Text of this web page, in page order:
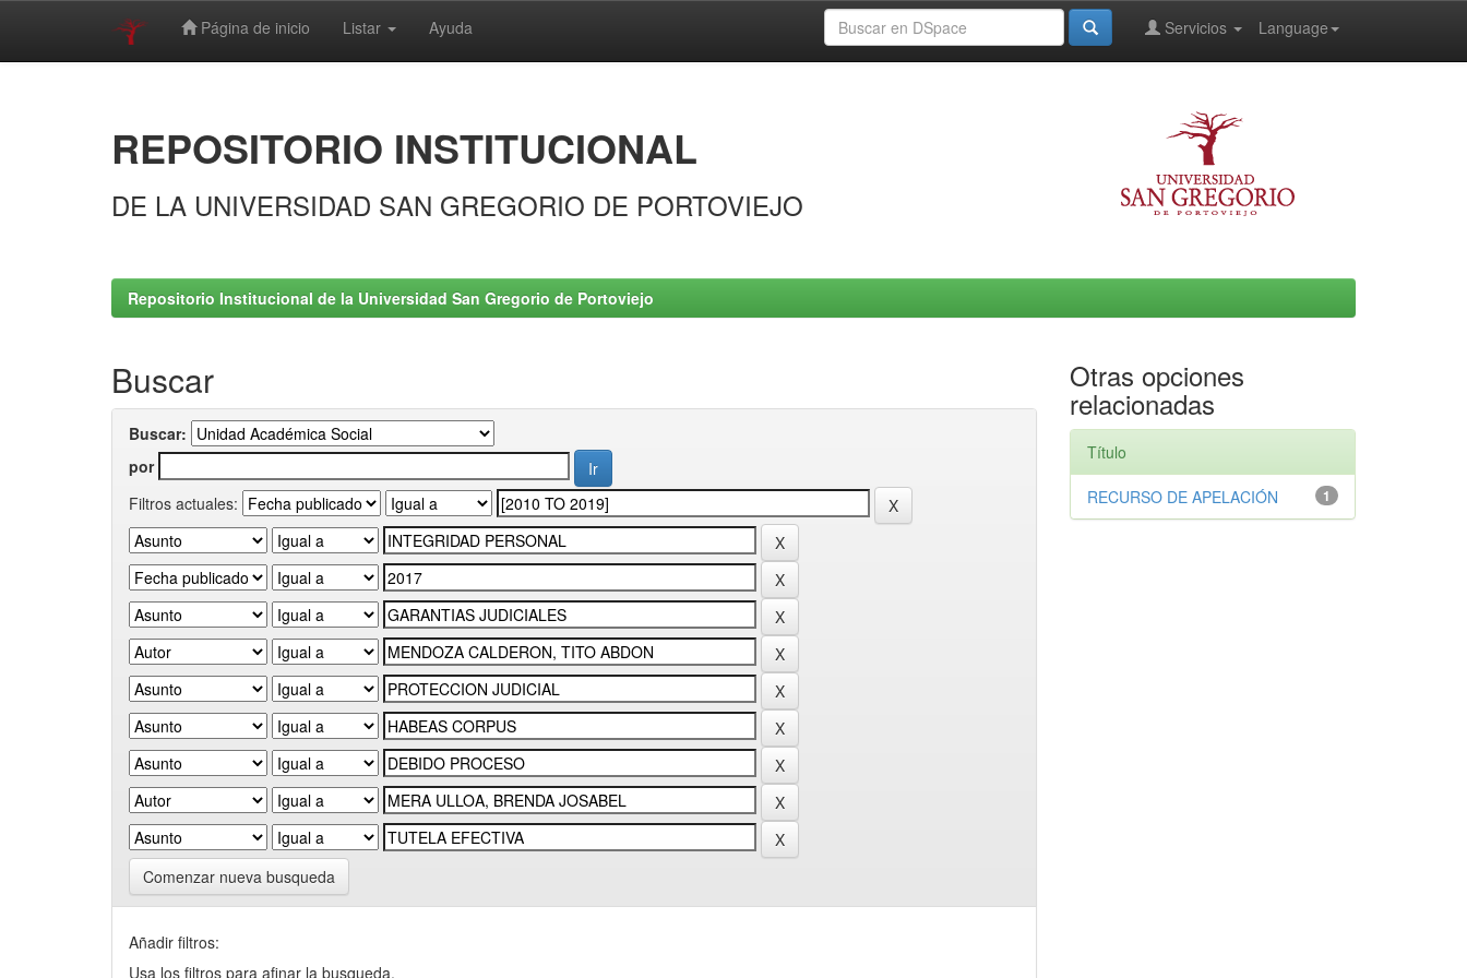
Página de inicio Listar Ayuda Language
Servicios
REPOSITORIO INSTITUCIONAL
DE LA UNIVERSIDAD SAN GREGORIO DE PORTOVIEJO
Repositorio Institucional de la Universidad San Gregorio de Portoviejo
Buscar
Buscar:
por
Filtros actuales:
Comenzar nueva busqueda
Añadir filtros:
Usa los filtros para afinar la busqueda.
Otras opciones
relacionadas
Título
1
RECURSO DE APELACIÓN